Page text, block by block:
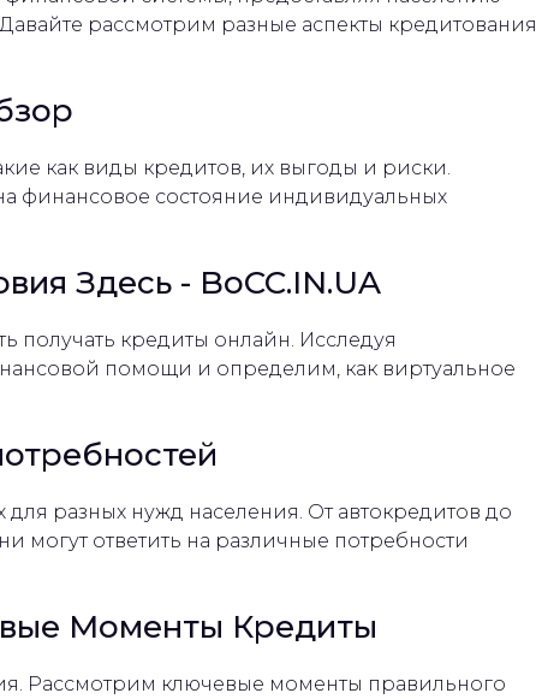
рассмотрим разные аспекты кредитования
как виды кредитов, их выгоды и риски.
финансовое состояние индивидуальных
Здесь - BoCC.IN.UA
получать кредиты онлайн. Исследуя
помощи и определим, как виртуальное
разных нужд населения. От автокредитов до
могут ответить на различные потребности
Моменты Кредиты
Рассмотрим ключевые моменты правильного